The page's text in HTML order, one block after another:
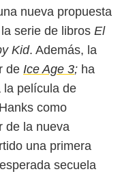
nueva propuesta
serie de libros El
Kid. Además, la
de Ice Age 3; ha
la película de
como
de la nueva
una primera
secuela